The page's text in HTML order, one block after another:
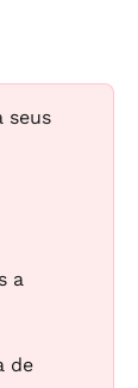
seus
a
de